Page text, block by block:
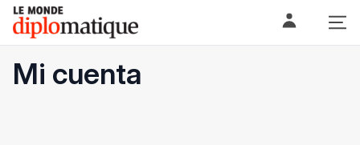
Skip
content
Le monde diplomatique
Mi cuenta